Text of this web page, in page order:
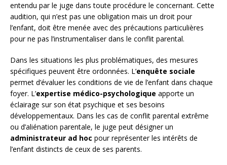
entendu par le juge dans toute procédure le concernant. Cette
audition, qui n’est pas une obligation mais un droit pour
l’enfant, doit être menée avec des précautions particulières
pour ne pas l’instrumentaliser dans le conflit parental.
Dans les situations les plus problématiques, des mesures
spécifiques peuvent être ordonnées. L’enquête sociale
permet d’évaluer les conditions de vie de l’enfant dans chaque
foyer. L’expertise médico-psychologique apporte un
éclairage sur son état psychique et ses besoins
développementaux. Dans les cas de conflit parental extrême
ou d’aliénation parentale, le juge peut désigner un
administrateur ad hoc pour représenter les intérêts de
l’enfant distincts de ceux de ses parents.